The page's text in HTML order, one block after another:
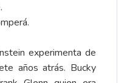
experimenta de
años atrás. Bucky